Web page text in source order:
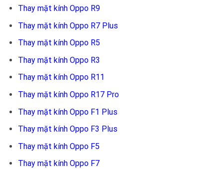
Thay mặt kính Oppo R9
Thay mặt kính Oppo R7 Plus
Thay mặt kính Oppo R5
Thay mặt kính Oppo R3
Thay mặt kính Oppo R11
Thay mặt kính Oppo R17 Pro
Thay mặt kính Oppo F1 Plus
Thay mặt kính Oppo F3 Plus
Thay mặt kính Oppo F5
Thay mặt kính Oppo F7